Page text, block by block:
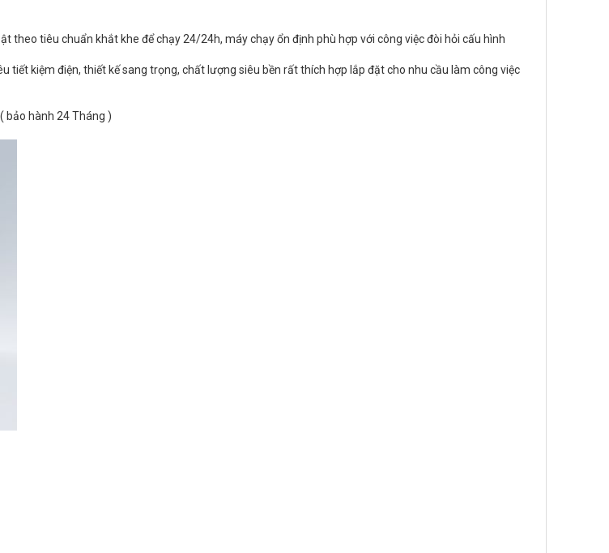
theo tiêu chuẩn khắt khe để chạy 24/24h, máy chạy ổn định phù hợp với công việc đòi hỏi cấu hình
tiết kiệm điện, thiết kế sang trọng, chất lượng siêu bền rất thích hợp lắp đặt cho nhu cầu làm công việc
bảo hành 24 Tháng )